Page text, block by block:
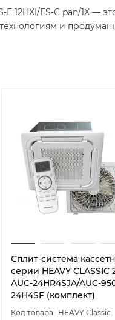
E 12HXI/ES-C pan/
и
Сплит-система
серии HEAVY CLASSIC
AUC-24HR4SJA/AUC-
24H4SF (комплект)
HEAVY Classic